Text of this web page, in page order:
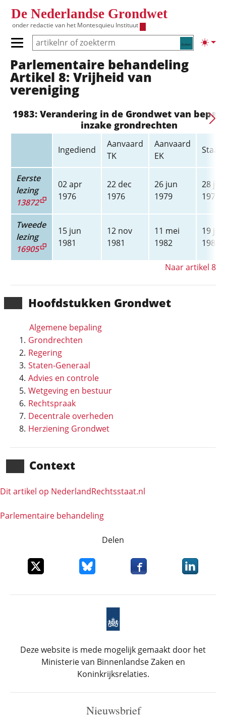
De Nederlandse Grondwet
onder redactie van het Montesquieu Instituut
Zoeken
Primair menu tonen/verbergen
Hoofdnavigatie
Hoofd­stukken Grondwet
Algemene bepaling
Grondrechten
Regering
Staten-Generaal
Advies en controle
Wetgeving en bestuur
Rechtspraak
Decentrale overheden
Herziening Grondwet
Context
Dit artikel op NederlandRechts­staat.nl
Parlementaire behandeling
Parlementaire behandeling
Artikel 8: Vrijheid van
vereniging
1983: Verandering in de Grondwet van
inzake grondrechten
Ingediend
Aanvaard
TK
Aanvaard
EK
Eerste
lezing
13872
02 apr
1976
22 dec
1976
26 jun
1979
28 jun
1979
Tweede
lezing
16905
15 jun
1981
12 nov
1981
11 mei
1982
19 jan
1983
Naar artikel 8
Delen
Deel dit item op XDeel dit item op Bluesky
Deel dit item opDeel dit
Deze website is mede mogelijk gemaakt door het
Ministerie van Binnenlandse Zaken en
Koninkrijksrelaties.
Nieuwsbrief